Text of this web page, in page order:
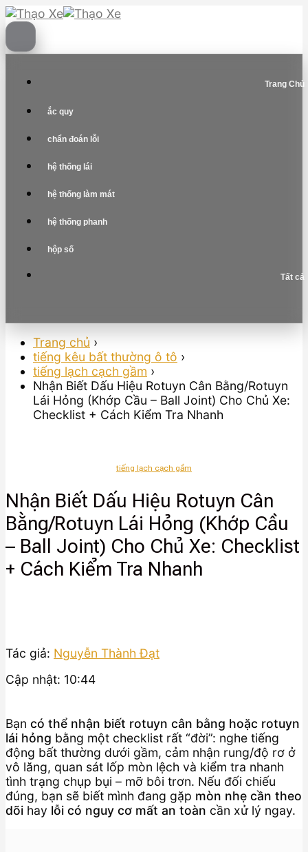
Skip
to
content
Trang Chủ
ắc quy
chẩn đoán lỗi
hệ thống lái
hệ thống làm mát
hệ thống phanh
hộp số
Tất cả
Trang chủ ›
tiếng kêu bất thường ô tô ›
tiếng lạch cạch gầm ›
Nhận Biết Dấu Hiệu Rotuyn Cân Bằng/Rotuyn
Lái Hỏng (Khớp Cầu – Ball Joint) Cho Chủ Xe:
Checklist + Cách Kiểm Tra Nhanh
tiếng lạch cạch gầm
Nhận Biết Dấu Hiệu Rotuyn Cân
Bằng/Rotuyn Lái Hỏng (Khớp Cầu
– Ball Joint) Cho Chủ Xe: Checklist
+ Cách Kiểm Tra Nhanh
Tác giả: Nguyễn Thành Đạt
Cập nhật: 10:44
Bạn có thể nhận biết rotuyn cân bằng hoặc rotuyn
lái hỏng bằng một checklist rất “đời”: nghe tiếng
động bất thường dưới gầm, cảm nhận rung/độ rơ ở
vô lăng, quan sát lốp mòn lệch và kiểm tra nhanh
tình trạng chụp bụi – mỡ bôi trơn. Nếu đối chiếu
đúng, bạn sẽ biết mình đang gặp mòn nhẹ cần theo
dõi hay lỗi có nguy cơ mất an toàn cần xử lý ngay.